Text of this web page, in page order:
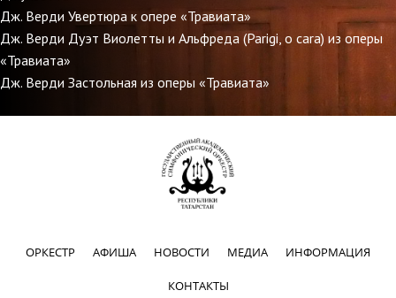
Дж. Верди Увертюра к опере «Травиата»
Дж. Верди Дуэт Виолетты и Альфреда (Parigi, o cara) из оперы
«Травиата»
Дж. Верди Застольная из оперы «Травиата»
ОРКЕСТР АФИША НОВОСТИ МЕДИА ИНФОРМАЦИЯ
КОНТАКТЫ